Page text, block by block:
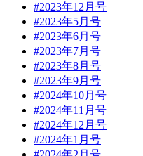
#2023年12月号
#2023年5月号
#2023年6月号
#2023年7月号
#2023年8月号
#2023年9月号
#2024年10月号
#2024年11月号
#2024年12月号
#2024年1月号